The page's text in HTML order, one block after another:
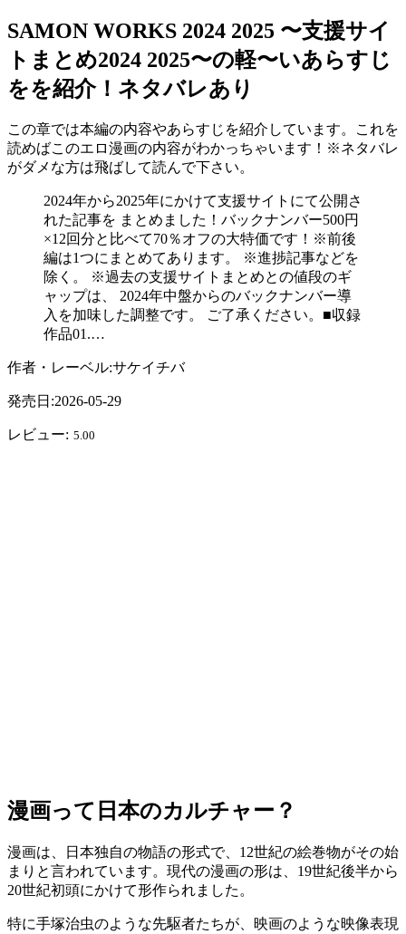
SAMON WORKS 2024 2025 〜支援サイ
トまとめ2024 2025〜の軽〜いあらすじ
をを紹介！ネタバレあり
この章では本編の内容やあらすじを紹介しています。これを
読めばこのエロ漫画の内容がわかっちゃいます！※ネタバレ
がダメな方は飛ばして読んで下さい。
2024年から2025年にかけて支援サイトにて公開さ
れた記事を まとめました！バックナンバー500円
×12回分と比べて70％オフの大特価です！※前後
編は1つにまとめてあります。 ※進捗記事などを
除く。 ※過去の支援サイトまとめとの値段のギ
ャップは、 2024年中盤からのバックナンバー導
入を加味した調整です。 ご了承ください。■収録
作品01.…
作者・レーベル:サケイチバ
発売日:2026-05-29
レビュー: 5.00
漫画って日本のカルチャー？
漫画は、日本独自の物語の形式で、12世紀の絵巻物がその始
まりと言われています。現代の漫画の形は、19世紀後半から
20世紀初頭にかけて形作られました。
特に手塚治虫のような先駆者たちが、映画のような映像表現